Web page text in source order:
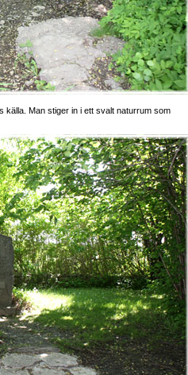
källa. Man stiger in i ett svalt naturrum som